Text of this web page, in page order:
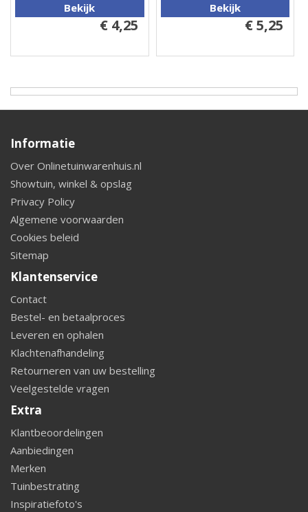
Bekijk
€ 4,25
Bekijk
€ 5,25
Informatie
Over Onlinetuinwarenhuis.nl
Showtuin, winkel & opslag
Privacy Policy
Algemene voorwaarden
Cookies beleid
Sitemap
Klantenservice
Contact
Bestel- en betaalproces
Leveren en ophalen
Klachtenafhandeling
Retourneren van uw bestelling
Veelgestelde vragen
Extra
Klantbeoordelingen
Aanbiedingen
Merken
Tuinbestrating
Inspiratiefoto's